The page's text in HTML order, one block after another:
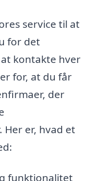
service til at
for det
kontakte hver
for, at du får
der
er, hvad et
funktionalitet